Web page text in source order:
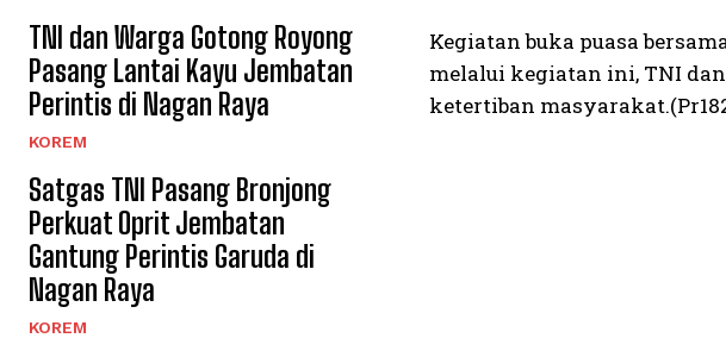
TNI dan Warga Gotong Royong
Pasang Lantai Kayu Jembatan
Perintis di Nagan Raya
KOREM
Satgas TNI Pasang Bronjong
Perkuat Oprit Jembatan
Gantung Perintis Garuda di
Nagan Raya
KOREM
Kegiatan buka puasa
melalui kegiatan ini, TNI
ketertiban